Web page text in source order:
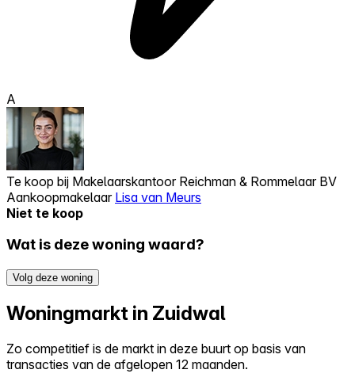
A
Te koop bij Makelaarskantoor Reichman & Rommelaar BV
Aankoopmakelaar Lisa van Meurs
Niet te koop
Wat is deze woning waard?
Volg deze woning
Woningmarkt in Zuidwal
Zo competitief is de markt in deze buurt op basis van
transacties van de afgelopen 12 maanden.